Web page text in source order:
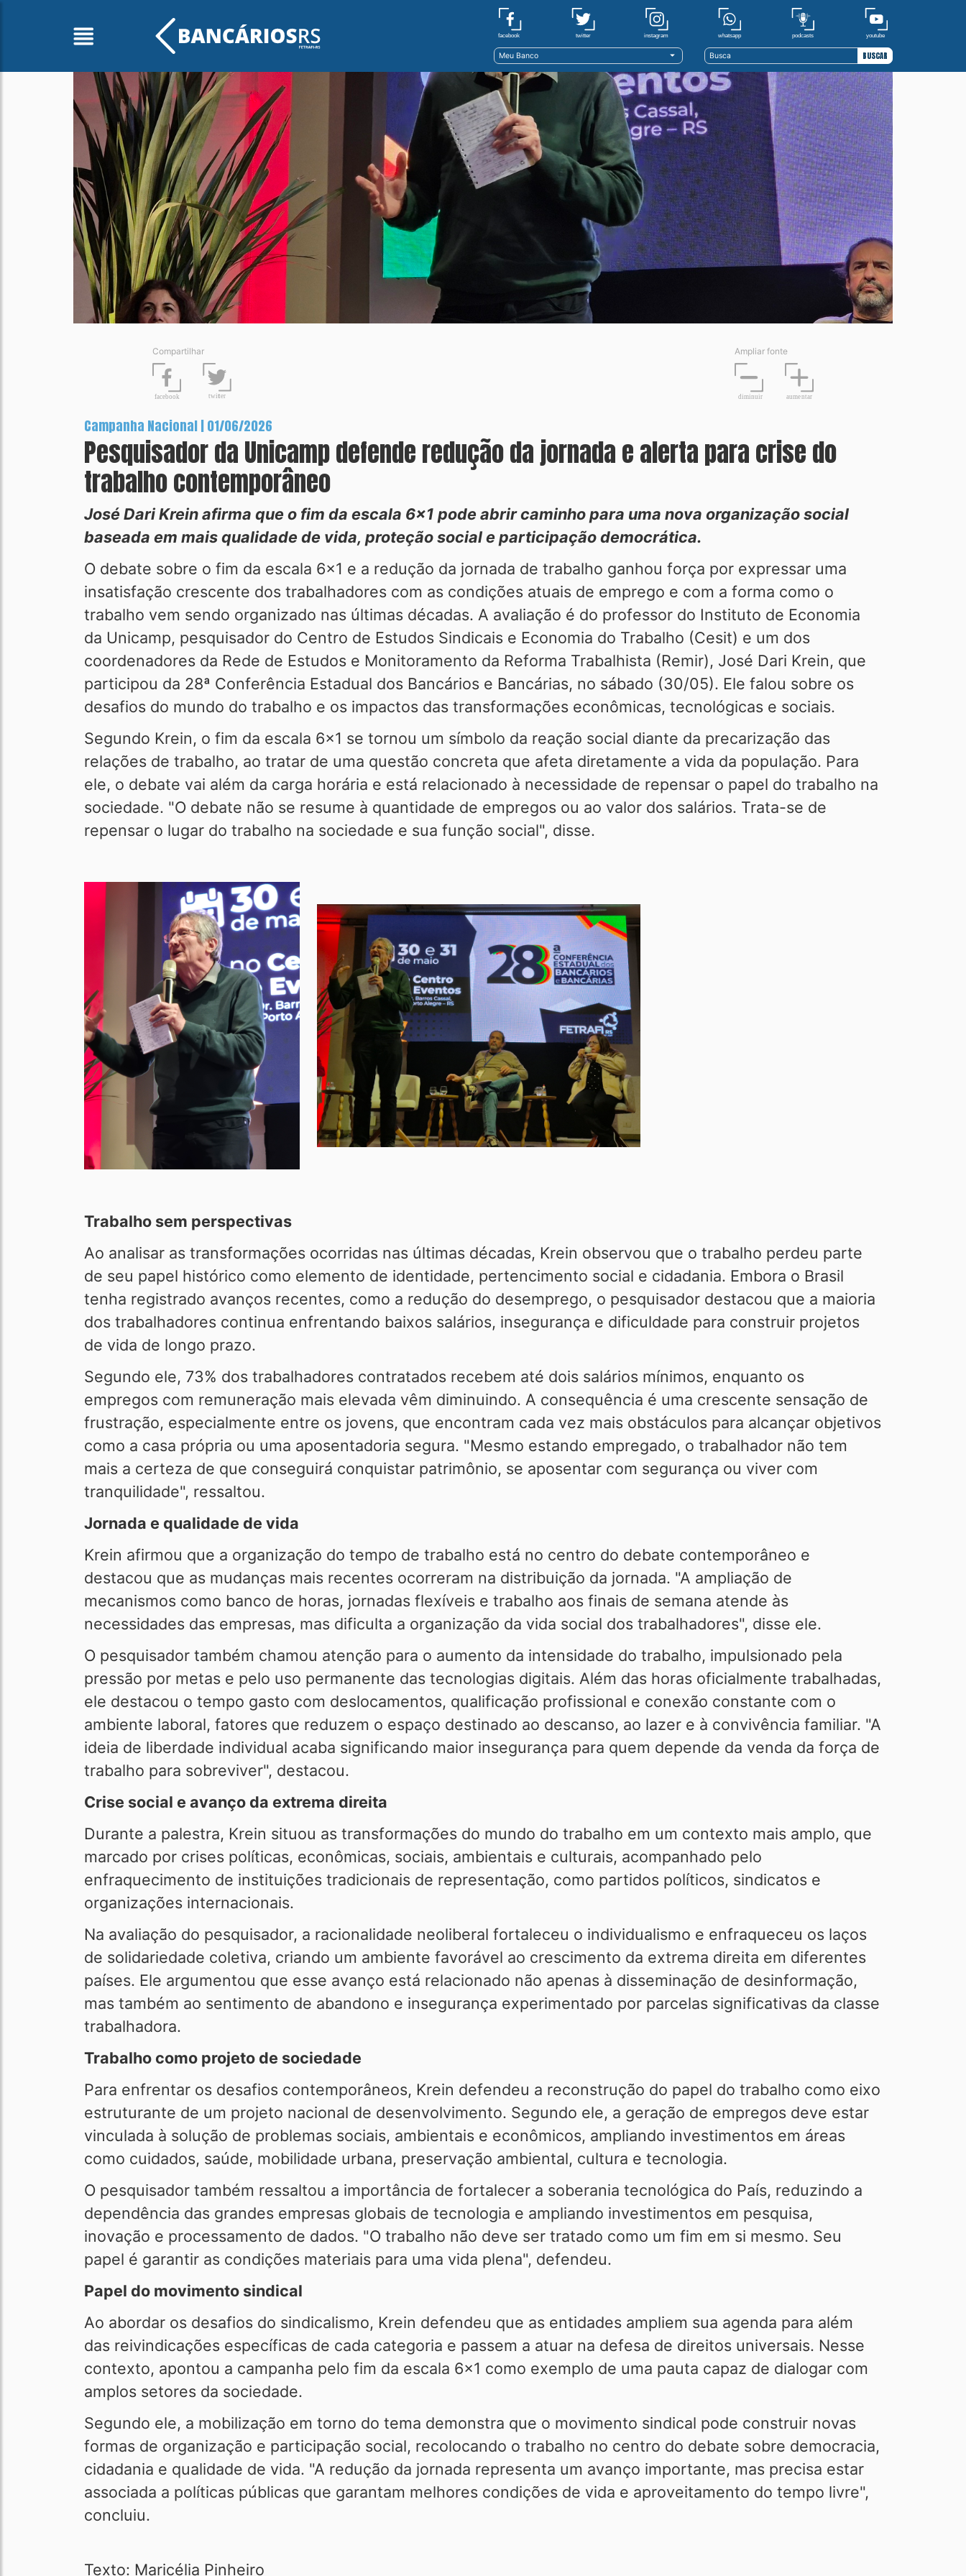
facebook twitter instagram whatsapp podcasts youtube
Meu Banco BUSCAR
Compartilhar
facebook twitter
Ampliar fonte
diminuir aumentar
Campanha Nacional | 01/06/2026
Pesquisador da Unicamp defende redução da jornada e alerta para crise do
trabalho contemporâneo
José Dari Krein afirma que o fim da escala 6x1 pode abrir caminho para uma nova organização social
baseada em mais qualidade de vida, proteção social e participação democrática.
O debate sobre o fim da escala 6x1 e a redução da jornada de trabalho ganhou força por expressar uma
insatisfação crescente dos trabalhadores com as condições atuais de emprego e com a forma como o
trabalho vem sendo organizado nas últimas décadas. A avaliação é do professor do Instituto de Economia
da Unicamp, pesquisador do Centro de Estudos Sindicais e Economia do Trabalho (Cesit) e um dos
coordenadores da Rede de Estudos e Monitoramento da Reforma Trabalhista (Remir), José Dari Krein, que
participou da 28ª Conferência Estadual dos Bancários e Bancárias, no sábado (30/05). Ele falou sobre os
desafios do mundo do trabalho e os impactos das transformações econômicas, tecnológicas e sociais.
Segundo Krein, o fim da escala 6x1 se tornou um símbolo da reação social diante da precarização das
relações de trabalho, ao tratar de uma questão concreta que afeta diretamente a vida da população. Para
ele, o debate vai além da carga horária e está relacionado à necessidade de repensar o papel do trabalho na
sociedade. "O debate não se resume à quantidade de empregos ou ao valor dos salários. Trata-se de
repensar o lugar do trabalho na sociedade e sua função social", disse.
Trabalho sem perspectivas
Ao analisar as transformações ocorridas nas últimas décadas, Krein observou que o trabalho perdeu parte
de seu papel histórico como elemento de identidade, pertencimento social e cidadania. Embora o Brasil
tenha registrado avanços recentes, como a redução do desemprego, o pesquisador destacou que a maioria
dos trabalhadores continua enfrentando baixos salários, insegurança e dificuldade para construir projetos
de vida de longo prazo.
Segundo ele, 73% dos trabalhadores contratados recebem até dois salários mínimos, enquanto os
empregos com remuneração mais elevada vêm diminuindo. A consequência é uma crescente sensação de
frustração, especialmente entre os jovens, que encontram cada vez mais obstáculos para alcançar objetivos
como a casa própria ou uma aposentadoria segura. "Mesmo estando empregado, o trabalhador não tem
mais a certeza de que conseguirá conquistar patrimônio, se aposentar com segurança ou viver com
tranquilidade", ressaltou.
Jornada e qualidade de vida
Krein afirmou que a organização do tempo de trabalho está no centro do debate contemporâneo e
destacou que as mudanças mais recentes ocorreram na distribuição da jornada. "A ampliação de
mecanismos como banco de horas, jornadas flexíveis e trabalho aos finais de semana atende às
necessidades das empresas, mas dificulta a organização da vida social dos trabalhadores", disse ele.
O pesquisador também chamou atenção para o aumento da intensidade do trabalho, impulsionado pela
pressão por metas e pelo uso permanente das tecnologias digitais. Além das horas oficialmente trabalhadas,
ele destacou o tempo gasto com deslocamentos, qualificação profissional e conexão constante com o
ambiente laboral, fatores que reduzem o espaço destinado ao descanso, ao lazer e à convivência familiar. "A
ideia de liberdade individual acaba significando maior insegurança para quem depende da venda da força de
trabalho para sobreviver", destacou.
Crise social e avanço da extrema direita
Durante a palestra, Krein situou as transformações do mundo do trabalho em um contexto mais amplo, que
marcado por crises políticas, econômicas, sociais, ambientais e culturais, acompanhado pelo
enfraquecimento de instituições tradicionais de representação, como partidos políticos, sindicatos e
organizações internacionais.
Na avaliação do pesquisador, a racionalidade neoliberal fortaleceu o individualismo e enfraqueceu os laços
de solidariedade coletiva, criando um ambiente favorável ao crescimento da extrema direita em diferentes
países. Ele argumentou que esse avanço está relacionado não apenas à disseminação de desinformação,
mas também ao sentimento de abandono e insegurança experimentado por parcelas significativas da classe
trabalhadora.
Trabalho como projeto de sociedade
Para enfrentar os desafios contemporâneos, Krein defendeu a reconstrução do papel do trabalho como eixo
estruturante de um projeto nacional de desenvolvimento. Segundo ele, a geração de empregos deve estar
vinculada à solução de problemas sociais, ambientais e econômicos, ampliando investimentos em áreas
como cuidados, saúde, mobilidade urbana, preservação ambiental, cultura e tecnologia.
O pesquisador também ressaltou a importância de fortalecer a soberania tecnológica do País, reduzindo a
dependência das grandes empresas globais de tecnologia e ampliando investimentos em pesquisa,
inovação e processamento de dados. "O trabalho não deve ser tratado como um fim em si mesmo. Seu
papel é garantir as condições materiais para uma vida plena", defendeu.
Papel do movimento sindical
Ao abordar os desafios do sindicalismo, Krein defendeu que as entidades ampliem sua agenda para além
das reivindicações específicas de cada categoria e passem a atuar na defesa de direitos universais. Nesse
contexto, apontou a campanha pelo fim da escala 6x1 como exemplo de uma pauta capaz de dialogar com
amplos setores da sociedade.
Segundo ele, a mobilização em torno do tema demonstra que o movimento sindical pode construir novas
formas de organização e participação social, recolocando o trabalho no centro do debate sobre democracia,
cidadania e qualidade de vida. "A redução da jornada representa um avanço importante, mas precisa estar
associada a políticas públicas que garantam melhores condições de vida e aproveitamento do tempo livre",
concluiu.
Texto: Maricélia Pinheiro